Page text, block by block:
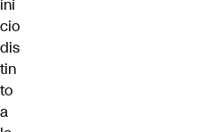
ini
cio
dis
tin
to
a